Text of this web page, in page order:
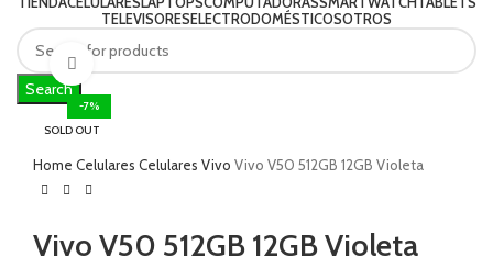
TELEVISORESELECTRODOMÉSTICOSOTROS
Search
-7%
SOLD OUT
Click to enlarge
Home Celulares Celulares Vivo Vivo V50 512GB 12GB Violeta
Vivo V50 512GB 12GB Violeta